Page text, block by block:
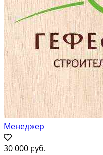
Менеджер
30 000 руб.